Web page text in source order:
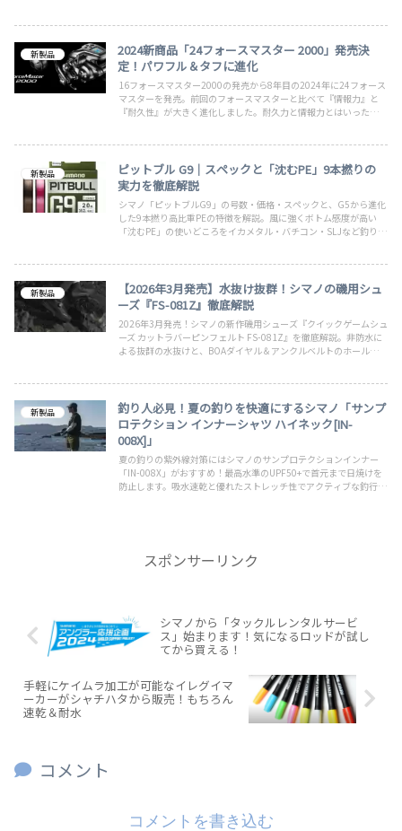
新製品
2024新商品「24フォースマスター 2000」発売決
定！パワフル＆タフに進化
16フォースマスター2000の発売から8年目の2024年に24フォース
マスターを発売。前回のフォースマスターと比べて『情報力』と
『耐久性』が大きく進化しました。耐久力と情報力とはいったい何
新製品
ピットブル G9｜スペックと「沈むPE」9本撚りの
実力を徹底解説
シマノ「ピットブルG9」の号数・価格・スペックと、G5から進化
した9本撚り高比重PEの特徴を解説。風に強くボトム感度が高い
「沈むPE」の使いどころをイカメタル・バチコン・SLJなど釣り種
新製品
【2026年3月発売】水抜け抜群！シマノの磯用シュ
ーズ『FS-081Z』徹底解説
2026年3月発売！シマノの新作磯用シューズ『クイックゲームシュ
ーズ カットラバーピンフェルト FS-081Z』を徹底解説。非防水に
よる抜群の水抜けと、BOAダイヤル＆アンクルベルトのホールド力
新製品
釣り人必見！夏の釣りを快適にするシマノ「サンプ
ロテクション インナーシャツ ハイネック[IN-
008X]」
夏の釣りの紫外線対策にはシマノのサンプロテクションインナー
「IN-008X」がおすすめ！最高水準のUPF50+で首元まで日焼けを
防止します。吸水速乾と優れたストレッチ性でアクティブな釣行も
スポンサーリンク
シマノから「タックルレンタルサービ
ス」始まります！気になるロッドが試し
てから買える！
手軽にケイムラ加工が可能なイレグイマ
ーカーがシャチハタから販売！もちろん
速乾＆耐水
コメント
コメントを書き込む